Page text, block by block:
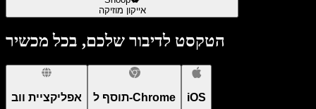
אייקון מוזיקה
הטקסט לדיבור שלכם, בכל מכשיר
אפליקציית ווב תוסף ל-Chrome iOS